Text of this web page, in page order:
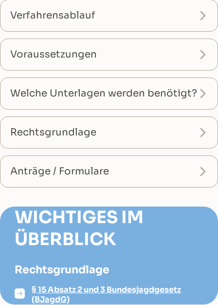
Verfahrensablauf
Voraussetzungen
Welche Unterlagen werden benötigt?
Rechtsgrundlage
Anträge / Formulare
WICHTIGES IM
ÜBERBLICK
Rechtsgrundlage
§ 15 Absatz 2 und 3 Bundesjagdgesetz
(BJagdG)